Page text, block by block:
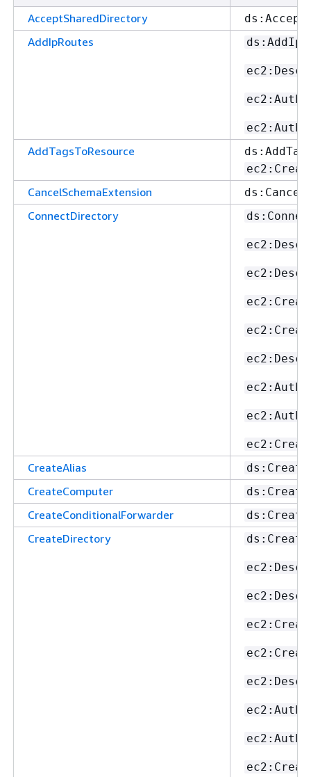
AcceptSharedDirectory
AddIpRoutes
AddTagsToResource
CancelSchemaExtension
ConnectDirectory
CreateAlias
CreateComputer
CreateConditionalForwarder
CreateDirectory